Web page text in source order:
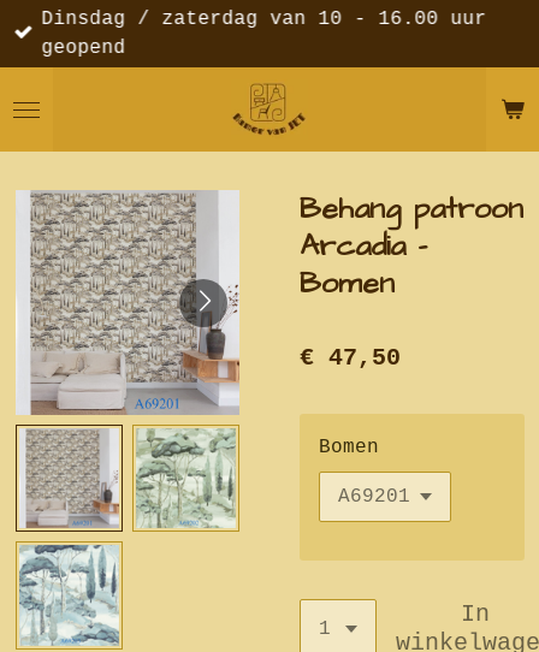
Ga
direct
de
Dinsdag / zaterdag van 10 - 16.00 uur
geopend
Behang patroon
Arcadia -
Bomen
€ 47,50
Bomen
In